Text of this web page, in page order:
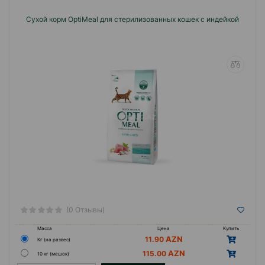
Страна производителя:Украина
Сухой корм OptiMeal для стерилизованных кошек с индейкой
(0 Отзывы)
Масса Цена
Купить
Кг (на развес)
11.90
10 кг (мешок) 115.00